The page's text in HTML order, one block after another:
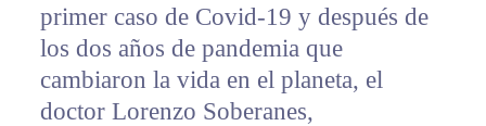
primer caso de Covid-19 y después de
los dos años de pandemia que
cambiaron la vida en el planeta, el
doctor Lorenzo Soberanes,